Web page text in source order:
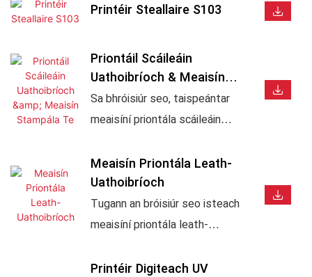
Printéir Steallaire S103
Priontáil Scáileáin
Uathoibríoch & Meaisín
Stampála Te
Sa bhróisiúr seo, taispeántar
meaisíní priontála scáileáin
stampála te, agus córais
chomhtháite priontála scáileáin
& stampála te. Oiriúnach do
phacáistiú cosmaideach,
cupáin, agus táirgí
Meaisín Priontála Leath-
Uathoibríoch
Tugann an bróisiúr seo isteach
meaisíní priontála leath-
áirítear meaisíní priontála
Printéir Digiteach UV